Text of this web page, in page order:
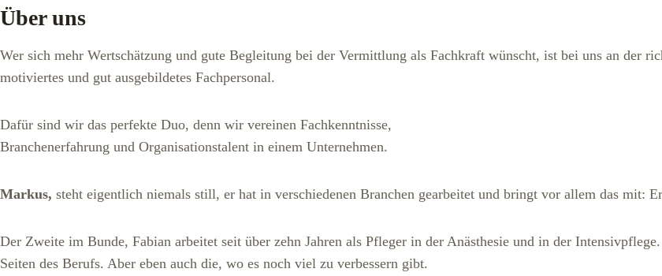
Über uns
Wer sich mehr Wertschätzung und gute Begleitung bei der Vermittlung als Fachkraft wünscht, ist bei uns an der
motiviertes und gut ausgebildetes Fachpersonal.
Dafür sind wir das perfekte Duo, denn wir vereinen Fachkenntnisse,
Branchenerfahrung und Organisationstalent in einem Unternehmen.
Markus, steht eigentlich niemals still, er hat in verschiedenen Branchen gearbeitet und bringt vor allem das mit:
Der Zweite im Bunde, Fabian arbeitet seit über zehn Jahren als Pfleger in der Anästhesie und in der
Seiten des Berufs. Aber eben auch die, wo es noch viel zu verbessern gibt.